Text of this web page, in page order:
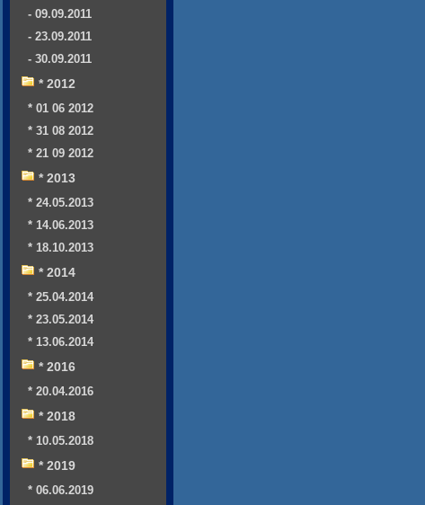
- 09.09.2011
- 23.09.2011
- 30.09.2011
* 2012
* 01 06 2012
* 31 08 2012
* 21 09 2012
* 2013
* 24.05.2013
* 14.06.2013
* 18.10.2013
* 2014
* 25.04.2014
* 23.05.2014
* 13.06.2014
* 2016
* 20.04.2016
* 2018
* 10.05.2018
* 2019
* 06.06.2019